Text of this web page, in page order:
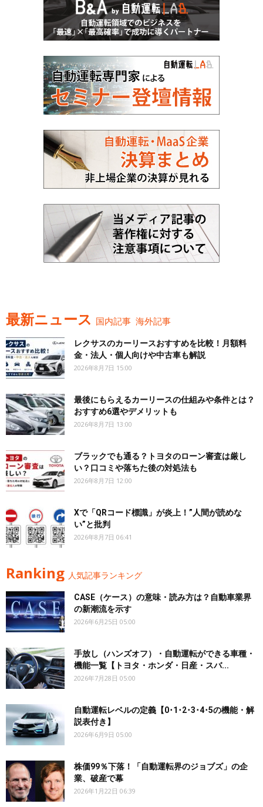
最新ニュース 国内記事 海外記事
レクサスのカーリースおすすめを比較！月額料
金・法人・個人向けや中古車も解説
2026年8月7日 15:00
最後にもらえるカーリースの仕組みや条件とは？
おすすめ6選やデメリットも
2026年8月7日 13:00
ブラックでも通る？トヨタのローン審査は厳し
い？口コミや落ちた後の対処法も
2026年8月7日 12:00
Xで「QRコード標識」が炎上！”人間が読めな
い”と批判
2026年8月7日 06:41
Ranking 人気記事ランキング
CASE（ケース）の意味・読み方は？自動車業界
の新潮流を示す
2026年6月25日 05:00
手放し（ハンズオフ）・自動運転ができる車種・
機能一覧【トヨタ・ホンダ・日産・スバ...
2026年7月28日 05:00
自動運転レベルの定義【0･1･2･3･4･5の機能・解
説表付き】
2026年6月9日 05:00
株価99％下落！「自動運転界のジョブズ」の企
業、破産で幕
2026年1月22日 06:39